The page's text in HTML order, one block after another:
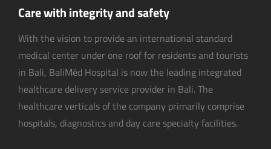
Care with integrity and safety
With the vision to provide an international standard
medical center under one roof for residents and tourists
in Bali, BaliMéd Hospital is now the leading integrated
healthcare delivery service provider in Bali. The
healthcare verticals of the company primarily comprise
hospitals, diagnostics and day care specialty facilities.